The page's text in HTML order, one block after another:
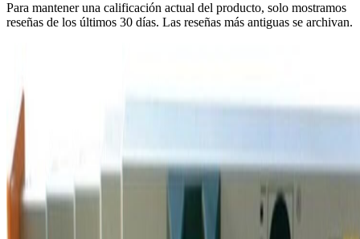
Para mantener una calificación actual del producto, solo mostramos
reseñas de los últimos 30 días. Las reseñas más antiguas se archivan.